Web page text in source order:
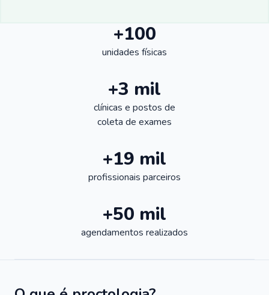
+100
unidades físicas
+3 mil
clínicas e postos de
coleta de exames
+19 mil
profissionais parceiros
+50 mil
agendamentos realizados